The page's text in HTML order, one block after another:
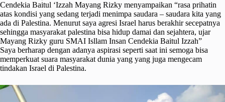
Cendekia Baitul ‘Izzah Mayang Rizky menyampaikan “rasa prihatin
atas kondisi yang sedang terjadi menimpa saudara – saudara kita yang
ada di Palestina. Menurut saya agresi Israel harus berakhir secepatnya
sehingga masyarakat palestina bisa hidup damai dan sejahtera, ujar
Mayang Rizky guru SMAI Isllam Insan Cendekia Baitul Izzah”
Saya berharap dengan adanya aspirasi seperti saat ini semoga bisa
memperkuat suara masyarakat dunia yang yang juga mengecam
tindakan Israel di Palestina.